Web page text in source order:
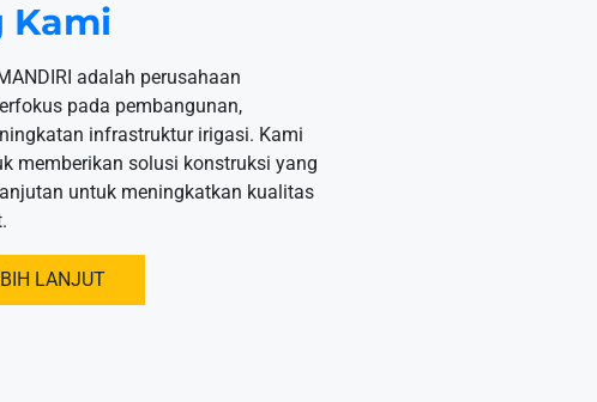
Kami
adalah perusahaan
pada pembangunan,
infrastruktur irigasi. Kami
memberikan solusi konstruksi yang
untuk meningkatkan kualitas
LANJUT